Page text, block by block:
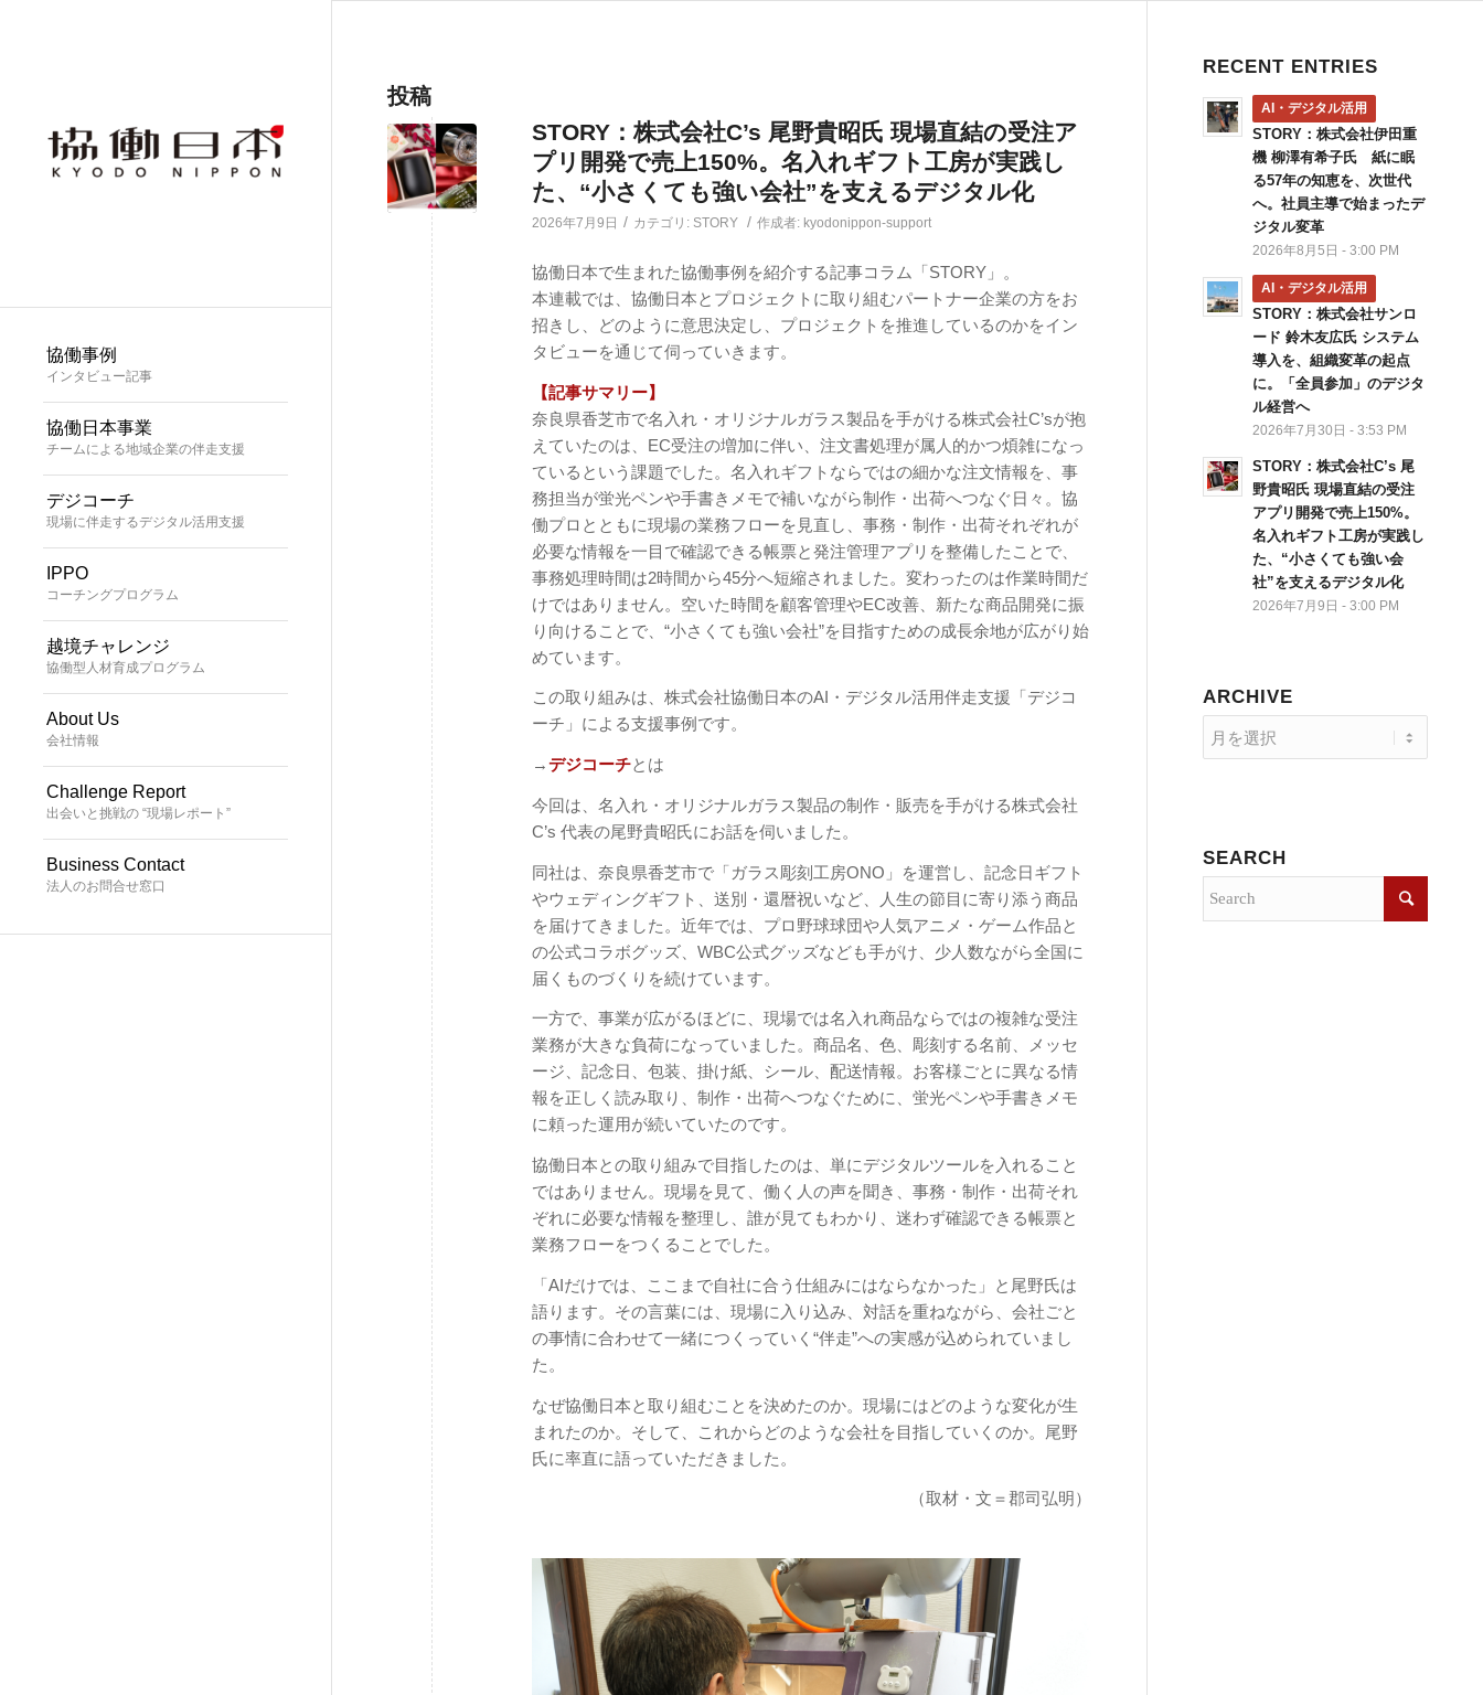
協働事例
インタビュー記事
協働日本事業
チームによる地域企業の伴走支援
デジコーチ
現場に伴走するデジタル活用支援
IPPO
コーチングプログラム
越境チャレンジ
協働型人材育成プログラム
About Us
会社情報
Challenge Report
出会いと挑戦の “現場レポート”
Business Contact
法人のお問合せ窓口
投稿
STORY：株式会社C’s 尾野貴昭氏 現場直結の受注ア
プリ開発で売上150%。名入れギフト工房が実践し
た、“小さくても強い会社”を支えるデジタル化
2026年7月9日 / カテゴリ: STORY / 作成者: kyodonippon-support
協働日本で生まれた協働事例を紹介する記事コラム「STORY」。
本連載では、協働日本とプロジェクトに取り組むパートナー企業の方をお
招きし、どのように意思決定し、プロジェクトを推進しているのかをイン
タビューを通じて伺っていきます。
【記事サマリー】
奈良県香芝市で名入れ・オリジナルガラス製品を手がける株式会社C’sが抱
えていたのは、EC受注の増加に伴い、注文書処理が属人的かつ煩雑になっ
ているという課題でした。名入れギフトならではの細かな注文情報を、事
務担当が蛍光ペンや手書きメモで補いながら制作・出荷へつなぐ日々。協
働プロとともに現場の業務フローを見直し、事務・制作・出荷それぞれが
必要な情報を一目で確認できる帳票と発注管理アプリを整備したことで、
事務処理時間は2時間から45分へ短縮されました。変わったのは作業時間だ
けではありません。空いた時間を顧客管理やEC改善、新たな商品開発に振
り向けることで、“小さくても強い会社”を目指すための成長余地が広がり始
めています。
この取り組みは、株式会社協働日本のAI・デジタル活用伴走支援「デジコ
ーチ」による支援事例です。
→デジコーチとは
今回は、名入れ・オリジナルガラス製品の制作・販売を手がける株式会社
C’s 代表の尾野貴昭氏にお話を伺いました。
同社は、奈良県香芝市で「ガラス彫刻工房ONO」を運営し、記念日ギフト
やウェディングギフト、送別・還暦祝いなど、人生の節目に寄り添う商品
を届けてきました。近年では、プロ野球球団や人気アニメ・ゲーム作品と
の公式コラボグッズ、WBC公式グッズなども手がけ、少人数ながら全国に
届くものづくりを続けています。
一方で、事業が広がるほどに、現場では名入れ商品ならではの複雑な受注
業務が大きな負荷になっていました。商品名、色、彫刻する名前、メッセ
ージ、記念日、包装、掛け紙、シール、配送情報。お客様ごとに異なる情
報を正しく読み取り、制作・出荷へつなぐために、蛍光ペンや手書きメモ
に頼った運用が続いていたのです。
協働日本との取り組みで目指したのは、単にデジタルツールを入れること
ではありません。現場を見て、働く人の声を聞き、事務・制作・出荷それ
ぞれに必要な情報を整理し、誰が見てもわかり、迷わず確認できる帳票と
業務フローをつくることでした。
「AIだけでは、ここまで自社に合う仕組みにはならなかった」と尾野氏は
語ります。その言葉には、現場に入り込み、対話を重ねながら、会社ごと
の事情に合わせて一緒につくっていく“伴走”への実感が込められていまし
た。
なぜ協働日本と取り組むことを決めたのか。現場にはどのような変化が生
まれたのか。そして、これからどのような会社を目指していくのか。尾野
氏に率直に語っていただきました。
（取材・文＝郡司弘明）
RECENT ENTRIES
AI・デジタル活用
STORY：株式会社伊田重
機 柳澤有希子氏 紙に眠
る57年の知恵を、次世代
へ。社員主導で始まったデ
ジタル変革
2026年8月5日 - 3:00 PM
AI・デジタル活用
STORY：株式会社サンロ
ード 鈴木友広氏 システム
導入を、組織変革の起点
に。「全員参加」のデジタ
ル経営へ
2026年7月30日 - 3:53 PM
STORY：株式会社C’s 尾
野貴昭氏 現場直結の受注
アプリ開発で売上150%。
名入れギフト工房が実践し
た、“小さくても強い会
社”を支えるデジタル化
2026年7月9日 - 3:00 PM
ARCHIVE
SEARCH